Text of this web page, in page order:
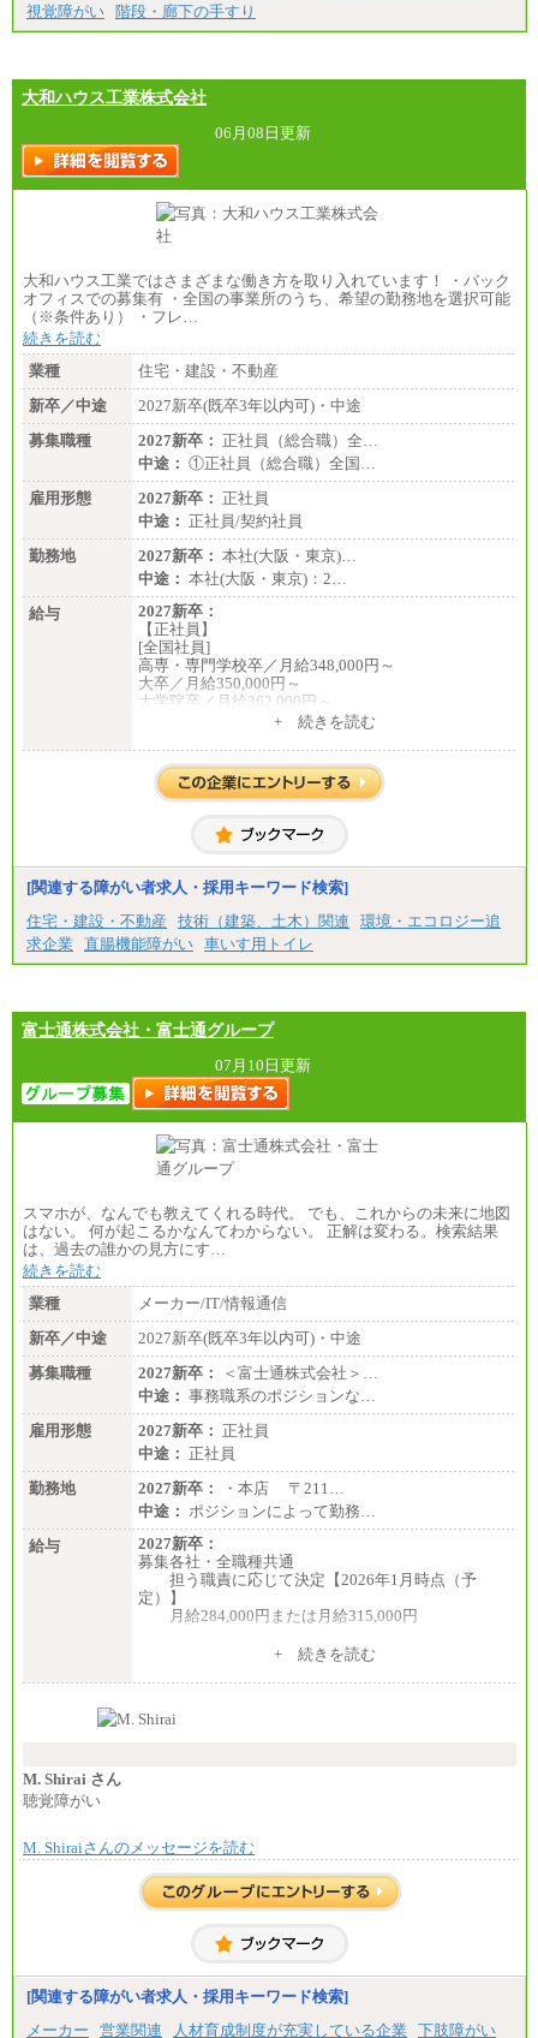
視覚障がい 階段・廊下の手すり
大和ハウス工業株式会社
06月08日更新
大和ハウス工業ではさまざまな働き方を取り入れています！ ・バック
オフィスでの募集有 ・全国の事業所のうち、希望の勤務地を選択可能
（※条件あり） ・フレ…
続きを読む
業種
住宅・建設・不動産
新卒／中途
2027新卒(既卒3年以内可)・中途
募集職種
2027新卒： 正社員（総合職）全…
中途： ①正社員（総合職）全国…
雇用形態
2027新卒： 正社員
中途： 正社員/契約社員
勤務地
2027新卒： 本社(大阪・東京)…
中途： 本社(大阪・東京)：2…
給与
2027新卒：
【正社員】
[全国社員]
高専・専門学校卒／月給348,000円～
大卒／月給350,000円～
大学院卒／月給362,000円～
[地域社員]月給295,000円～
【正社員】
[全国社員]月給348,000円～
[地域社員]月給295,000円～
【契約社員】月給200,000円～
+ 続きを読む
[関連する障がい者求人・採用キーワード検索]
住宅・建設・不動産
技術（建築、土木）関連
環境・エコロジー追
求企業
直腸機能障がい 車いす用トイレ
富士通株式会社・富士通グループ
07月10日更新
スマホが、なんでも教えてくれる時代。 でも、これからの未来に地図
はない。 何が起こるかなんてわからない。 正解は変わる。検索結果
は、過去の誰かの見方にす…
続きを読む
業種
メーカー/IT/情報通信
新卒／中途
2027新卒(既卒3年以内可)・中途
募集職種
2027新卒：
＜富士通株式会社＞…
中途： 事務職系のポジションな…
雇用形態
2027新卒： 正社員
中途： 正社員
勤務地
2027新卒：
・本店 〒211…
中途： ポジションによって勤務…
給与
2027新卒：
募集各社・全職種共通
担う職責に応じて決定【2026年1月時点（予
定）】
月給284,000円または月給315,000円
※入社後早期から、自律的な業務遂行が求めら
す。
い職責を担う方については、さらに高い金額を個別
※上記に加え、所定労働時間外に勤務をした場
※試用期間中も給与に変更はございません。
＜募集各社・全職種共通＞
月給21万円以上～
※試用期間中の給与に変更はありません。
ます。
+ 続きを読む
M. Shirai さん
聴覚障がい
M. Shiraiさんのメッセージを読む
[関連する障がい者求人・採用キーワード検索]
メーカー
営業関連 人材育成制度が充実している企業 下肢障がい